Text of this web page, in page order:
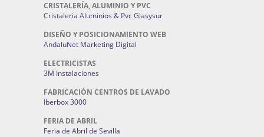
CRISTALERÍA, ALUMINIO Y PVC
Cristaleria Aluminios & Pvc Glasysur
DISEÑO Y POSICIONAMIENTO WEB
AndaluNet Marketing Digital
ELECTRICISTAS
3M Instalaciones
FABRICACIÓN CENTROS DE LAVADO
Iberbox 3000
FERIA DE ABRIL
Feria de Abril de Sevilla